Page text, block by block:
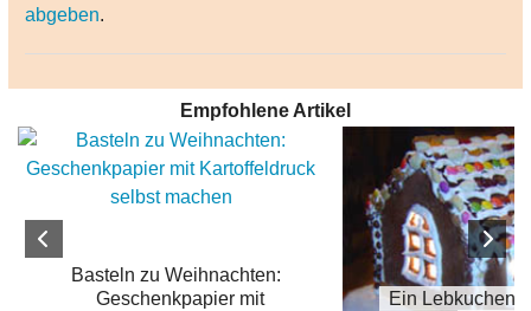
abgeben.
Empfohlene Artikel
Basteln zu Weihnachten:
Geschenkpapier mit
Ein